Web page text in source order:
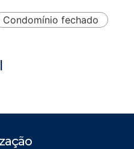
Condomínio fechado